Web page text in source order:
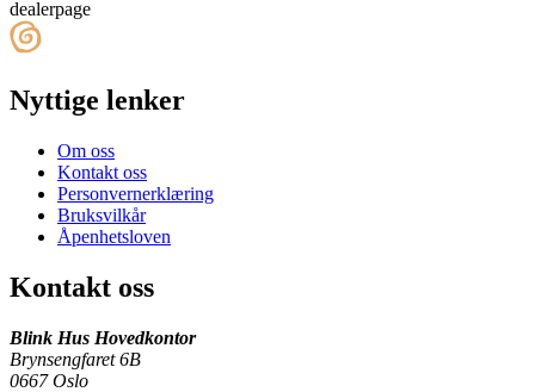
dealerpage
Nyttige lenker
Om oss
Kontakt oss
Personvernerklæring
Bruksvilkår
Åpenhetsloven
Kontakt oss
Blink Hus Hovedkontor
Brynsengfaret 6B
0667 Oslo